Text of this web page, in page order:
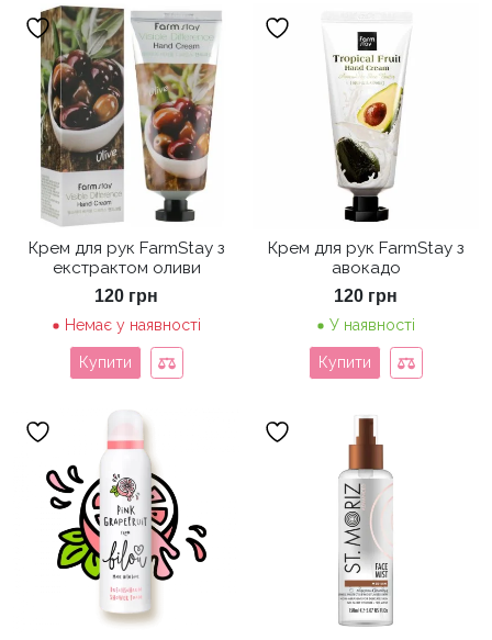
Крем для рук FarmStay з
екстрактом оливи
120 грн
Немає у наявності
Купити
Крем для рук FarmStay з
авокадо
120 грн
У наявності
Купити